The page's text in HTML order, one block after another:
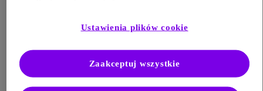
Podcast
Ustawienia plików cookie
Zaakceptuj wszystkie